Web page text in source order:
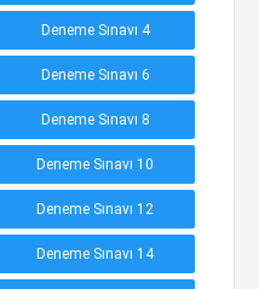
Deneme Sınavı 4
Deneme Sınavı 6
Deneme Sınavı 8
Deneme Sınavı 10
Deneme Sınavı 12
Deneme Sınavı 14